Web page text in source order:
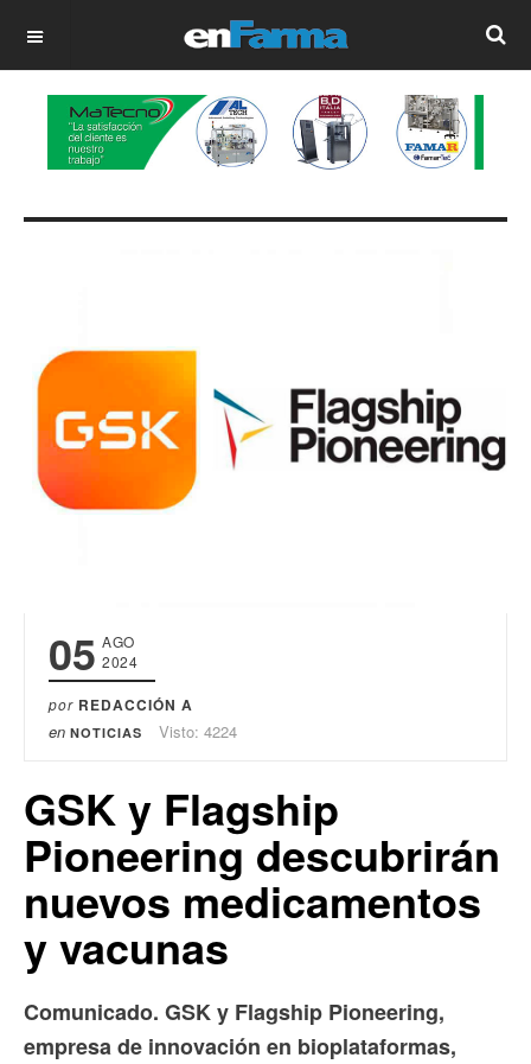
OFF CANVAS
05 AGO
2024
por REDACCIÓN A
en NOTICIAS Visto: 4224
GSK y Flagship
Pioneering descubrirán
nuevos medicamentos
y vacunas
Comunicado. GSK y Flagship Pioneering,
empresa de innovación en bioplataformas,